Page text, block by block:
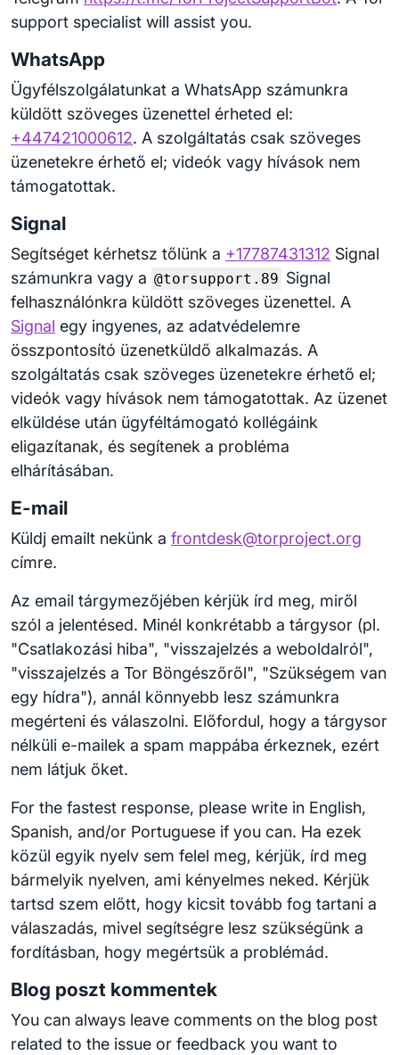
support specialist will assist you.
WhatsApp
Ügyfélszolgálatunkat a WhatsApp számunkra
küldött szöveges üzenettel érheted el:
+447421000612. A szolgáltatás csak szöveges
üzenetekre érhető el; videók vagy hívások nem
támogatottak.
Signal
Segítséget kérhetsz tőlünk a +17787431312 Signal
számunkra vagy a @torsupport.89 Signal
felhasználónkra küldött szöveges üzenettel. A
Signal egy ingyenes, az adatvédelemre
összpontosító üzenetküldő alkalmazás. A
szolgáltatás csak szöveges üzenetekre érhető el;
videók vagy hívások nem támogatottak. Az üzenet
elküldése után ügyféltámogató kollégáink
eligazítanak, és segítenek a probléma
elhárításában.
E-mail
Küldj emailt nekünk a frontdesk@torproject.org
címre.
Az email tárgymezőjében kérjük írd meg, miről
szól a jelentésed. Minél konkrétabb a tárgysor (pl.
"Csatlakozási hiba", "visszajelzés a weboldalról",
"visszajelzés a Tor Böngészőről", "Szükségem van
egy hídra"), annál könnyebb lesz számunkra
megérteni és válaszolni. Előfordul, hogy a tárgysor
nélküli e-mailek a spam mappába érkeznek, ezért
nem látjuk őket.
For the fastest response, please write in English,
Spanish, and/or Portuguese if you can. Ha ezek
közül egyik nyelv sem felel meg, kérjük, írd meg
bármelyik nyelven, ami kényelmes neked. Kérjük
tartsd szem előtt, hogy kicsit tovább fog tartani a
válaszadás, mivel segítségre lesz szükségünk a
fordításban, hogy megértsük a problémád.
Blog poszt kommentek
You can always leave comments on the blog post
related to the issue or feedback you want to